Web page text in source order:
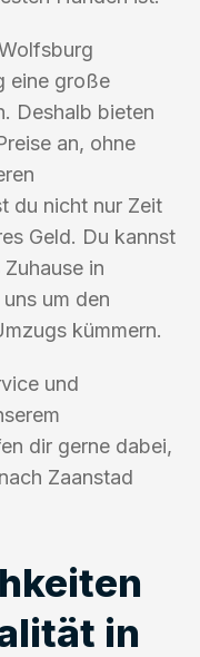
eine große
Deshalb bieten
an, ohne
du nicht nur Zeit
Geld. Du kannst
in
um den
kümmern.
und
dir gerne dabei,
Zaanstad
in